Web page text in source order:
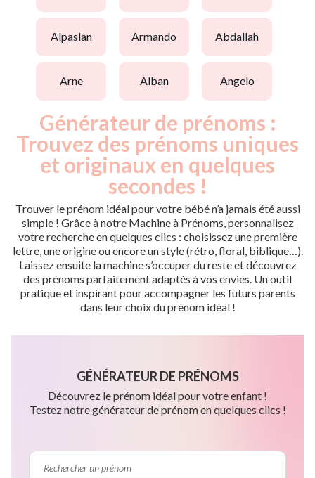
alpaslan armando abdallah
arne alban angelo
Générateur de prénoms :
Trouvez des prénoms uniques
et originaux en quelques
secondes !
Trouver le prénom idéal pour votre bébé n’a jamais été aussi
simple ! Grâce à notre Machine à Prénoms, personnalisez
votre recherche en quelques clics : choisissez une première
lettre, une origine ou encore un style (rétro, floral, biblique…).
Laissez ensuite la machine s’occuper du reste et découvrez
des prénoms parfaitement adaptés à vos envies. Un outil
pratique et inspirant pour accompagner les futurs parents
dans leur choix du prénom idéal !
GÉNÉRATEUR DE PRÉNOMS
Découvrez le prénom idéal pour votre enfant !
Testez notre générateur de prénom en quelques clics !